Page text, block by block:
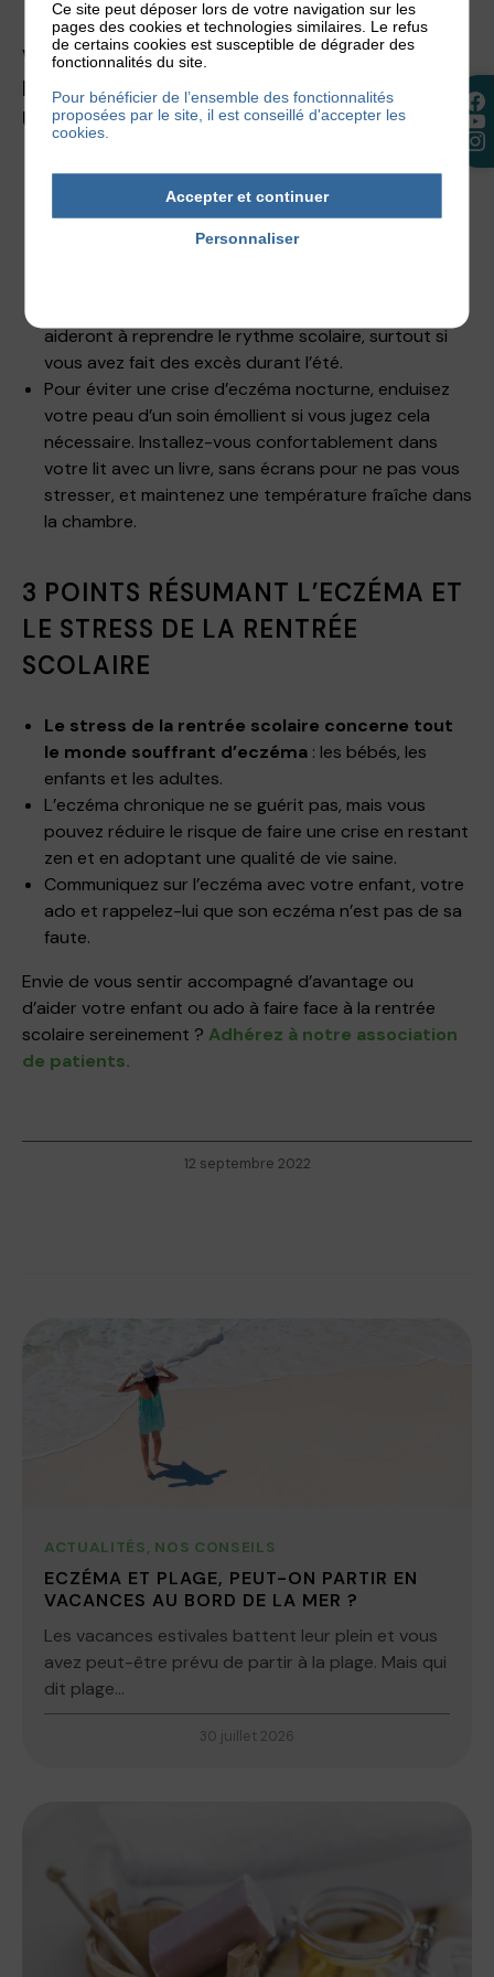
VOICI QUELQUES CONSEILS POUR
PRÉPARER SA RENTRÉE QUAND ON EST
UN ADULTE SOUFFRANT D’ECZÉMA :
Si pendant les vacances scolaires, vous avez fait de
votre été un temps de relaxation, gardez le même
Pourquoi ne pas essayer la
aideront à reprendre le rythme scolaire, surtout si
vous avez fait des excès durant l’été.
Pour éviter une crise d’eczéma nocturne, enduisez
votre peau d’un soin émollient si vous jugez cela
nécessaire. Installez-vous confortablement dans
votre lit avec un livre, sans écrans pour ne pas vous
stresser, et maintenez une température fraîche dans
la chambre.
3 POINTS RÉSUMANT L’ECZÉMA ET
LE STRESS DE LA RENTRÉE
SCOLAIRE
Le stress de la rentrée scolaire concerne tout
le monde souffrant d’eczéma : les bébés, les
enfants et les adultes.
L’eczéma chronique ne se guérit pas, mais vous
pouvez réduire le risque de faire une crise en restant
zen et en adoptant une qualité de vie saine.
Communiquez sur l’eczéma avec votre enfant, votre
ado et rappelez-lui que son eczéma n’est pas de sa
faute.
Envie de vous sentir accompagné d’avantage ou
d’aider votre enfant ou ado à faire face à la rentrée
scolaire sereinement ? Adhérez à notre association
de patients.
12 septembre 2022
ACTUALITÉS, NOS CONSEILS
ECZÉMA ET PLAGE, PEUT-ON PARTIR EN
VACANCES AU BORD DE LA MER ?
Les vacances estivales battent leur plein et vous
avez peut-être prévu de partir à la plage. Mais qui
dit plage...
30 juillet 2026
Ce site peut déposer lors de votre navigation sur les
pages des cookies et technologies similaires. Le refus
de certains cookies est susceptible de dégrader des
fonctionnalités du site.
Pour bénéficier de l’ensemble des fonctionnalités
proposées par le site, il est conseillé d'accepter les
cookies.
Accepter et continuer
Personnaliser